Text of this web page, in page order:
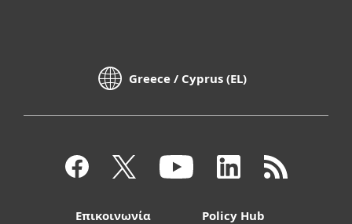
Greece / Cyprus (EL)
Επικοινωνία
Policy Hub